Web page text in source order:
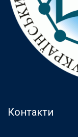
Контакти